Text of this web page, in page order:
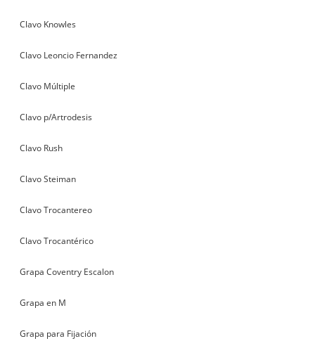
Clavo Knowles
Clavo Leoncio Fernandez
Clavo Múltiple
Clavo p/Artrodesis
Clavo Rush
Clavo Steiman
Clavo Trocantereo
Clavo Trocantérico
Grapa Coventry Escalon
Grapa en M
Grapa para Fijación